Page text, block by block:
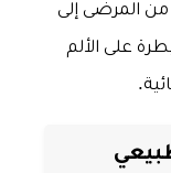
من المرضى إلى
على الألم